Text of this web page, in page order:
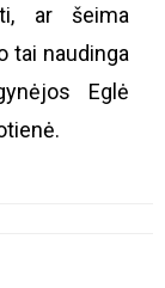
ar šeima
tai naudinga
Eglė